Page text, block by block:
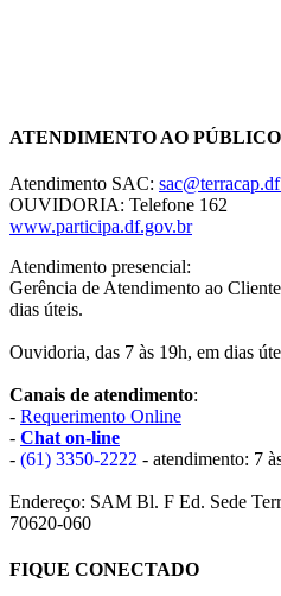
ATENDIMENTO AO PÚBLICO
Atendimento SAC:
OUVIDORIA: Telefone 162
www.participa.df.gov.br
Atendimento presencial:
Gerência de Atendimento ao
dias úteis.
Ouvidoria, das 7 às 19h, em dias
Canais de atendimento:
- Requerimento Online
- Chat on-line
- (61) 3350-2222 - atendimento: 7
Endereço: SAM Bl. F Ed. Sede
70620-060
FIQUE CONECTADO